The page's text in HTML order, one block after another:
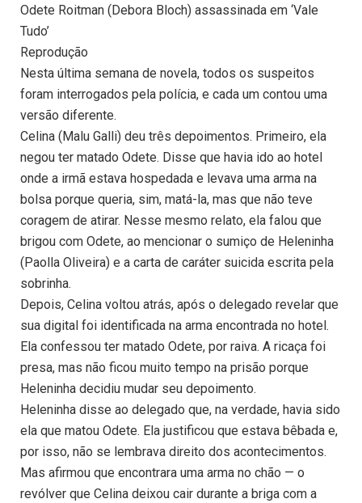
Odete Roitman (Debora Bloch) assassinada em ‘Vale
Tudo’
Reprodução
Nesta última semana de novela, todos os suspeitos
foram interrogados pela polícia, e cada um contou uma
versão diferente.
Celina (Malu Galli) deu três depoimentos. Primeiro, ela
negou ter matado Odete. Disse que havia ido ao hotel
onde a irmã estava hospedada e levava uma arma na
bolsa porque queria, sim, matá-la, mas que não teve
coragem de atirar. Nesse mesmo relato, ela falou que
brigou com Odete, ao mencionar o sumiço de Heleninha
(Paolla Oliveira) e a carta de caráter suicida escrita pela
sobrinha.
Depois, Celina voltou atrás, após o delegado revelar que
sua digital foi identificada na arma encontrada no hotel.
Ela confessou ter matado Odete, por raiva. A ricaça foi
presa, mas não ficou muito tempo na prisão porque
Heleninha decidiu mudar seu depoimento.
Heleninha disse ao delegado que, na verdade, havia sido
ela que matou Odete. Ela justificou que estava bêbada e,
por isso, não se lembrava direito dos acontecimentos.
Mas afirmou que encontrara uma arma no chão — o
revólver que Celina deixou cair durante a briga com a